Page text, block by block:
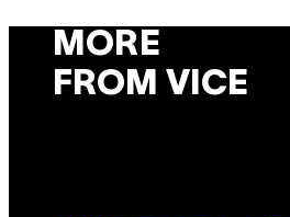
MORE
FROM VICE